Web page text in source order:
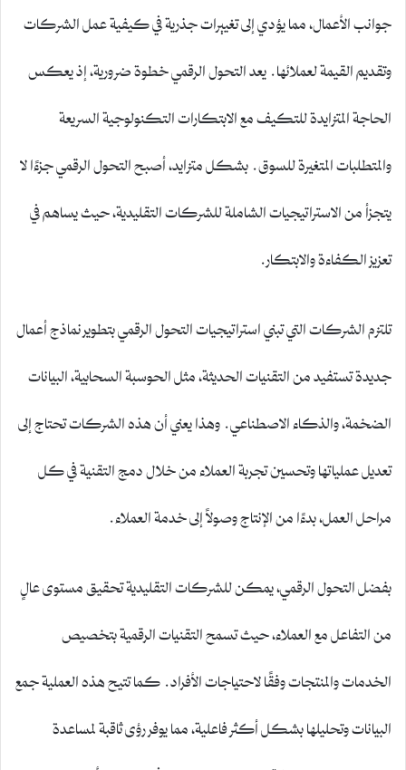
جوانب الأعمال، مما يؤدي إلى تغييرات جذرية في كيفية عمل الشركات
وتقديم القيمة لعملائها. يعد التحول الرقمي خطوة ضرورية، إذ يعكس
الحاجة المتزايدة للتكيف مع الابتكارات التكنولوجية السريعة
والمتطلبات المتغيرة للسوق. بشكل متزايد، أصبح التحول الرقمي جزءًا لا
يتجزأ من الاستراتيجيات الشاملة للشركات التقليدية، حيث يساهم في
تعزيز الكفاءة والابتكار.
تلتزم الشركات التي تبني استراتيجيات التحول الرقمي بتطوير نماذج أعمال
جديدة تستفيد من التقنيات الحديثة، مثل الحوسبة السحابية، البيانات
الضخمة، والذكاء الاصطناعي. وهذا يعني أن هذه الشركات تحتاج إلى
تعديل عملياتها وتحسين تجربة العملاء من خلال دمج التقنية في كل
مراحل العمل، بدءًا من الإنتاج وصولاً إلى خدمة العملاء.
بفضل التحول الرقمي، يمكن للشركات التقليدية تحقيق مستوى عالٍ
من التفاعل مع العملاء، حيث تسمح التقنيات الرقمية بتخصيص
الخدمات والمنتجات وفقًا لاحتياجات الأفراد. كما تتيح هذه العملية جمع
البيانات وتحليلها بشكل أكثر فاعلية، مما يوفر رؤى ثاقبة لمساعدة